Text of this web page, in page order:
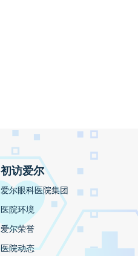
初访爱尔
爱尔眼科医院集团
医院环境
爱尔荣誉
医院动态